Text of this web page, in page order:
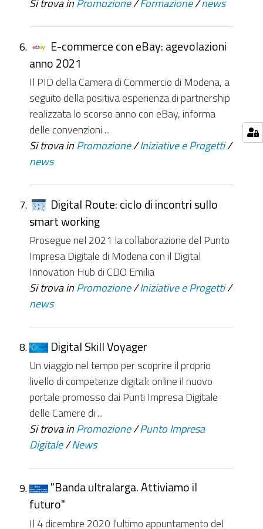
Si trova in Promozione /Formazione /news
E-commerce con eBay: agevolazioni
anno 2021
Il PID della Camera di Commercio di Modena, a
seguito della positiva esperienza di partnership
realizzata lo scorso anno con eBay, informa
delle convenzioni ...
Si trova in Promozione /Iniziative e Progetti /
news
Digital Route: ciclo di incontri sullo
smart working
Prosegue nel 2021 la collaborazione del Punto
Impresa Digitale di Modena con il Digital
Innovation Hub di CDO Emilia
Si trova in Promozione /Iniziative e Progetti /
news
Digital Skill Voyager
Un viaggio nel tempo per scoprire il proprio
livello di competenze digitali: online il nuovo
portale promosso dai Punti Impresa Digitale
delle Camere di ...
Si trova in Promozione /Punto Impresa
Digitale /News
"Banda ultralarga. Attiviamo il
futuro"
Il 4 dicembre 2020 l'ultimo appuntamento del